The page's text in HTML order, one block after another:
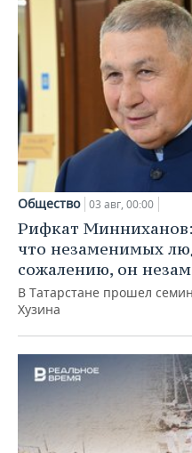
Общество 03 авг, 00:00
Рифкат
что незаменимых
сожалению, он
В Татарстане прошел
Хузина